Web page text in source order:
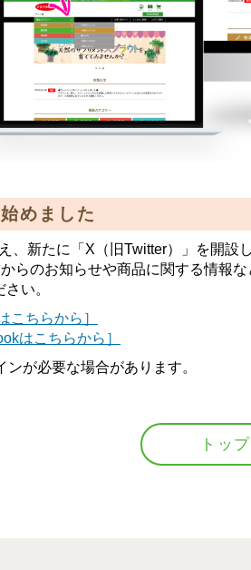
めました
、新たに「X（旧Twitter）」を開設し
らのお知らせや商品に関する情報な
い。
こちらから］
はこちらから］
が必要な場合があります。
トッ